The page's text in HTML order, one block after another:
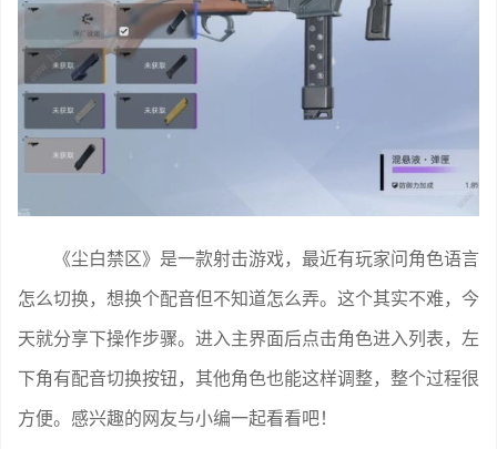
《尘白禁区》是一款射击游戏，最近有玩家问角色语言
怎么切换，想换个配音但不知道怎么弄。这个其实不难，今
天就分享下操作步骤。进入主界面后点击角色进入列表，左
下角有配音切换按钮，其他角色也能这样调整，整个过程很
方便。感兴趣的网友与小编一起看看吧！